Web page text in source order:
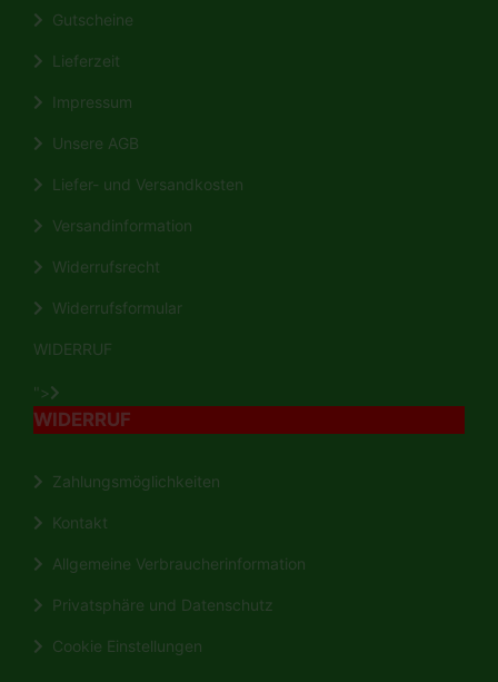
Gutscheine
Lieferzeit
Impressum
Unsere AGB
Liefer- und Versandkosten
Versandinformation
Widerrufsrecht
Widerrufsformular
WIDERRUF
">
WIDERRUF
Zahlungsmöglichkeiten
Kontakt
Allgemeine Verbraucherinformation
Privatsphäre und Datenschutz
Cookie Einstellungen